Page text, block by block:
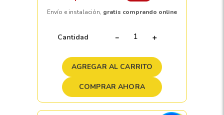
Envío e instalación, gratis comprando online
Cantidad ＋
－
AGREGAR AL CARRITO
COMPRAR AHORA